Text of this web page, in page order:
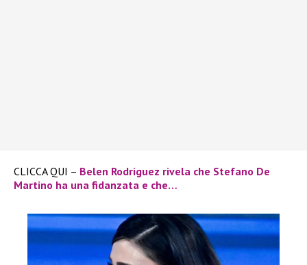
CLICCA QUI – Belen Rodriguez rivela che Stefano De
Martino ha una fidanzata e che…